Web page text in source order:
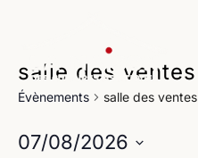
salle des ventes
Évènements salle des ventes
07/08/2026